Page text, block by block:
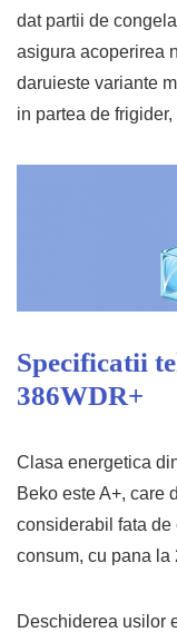
dat partii de
asigura acoperirea
daruieste variante
in partea de
Specificatii
386WDR+
Clasa energetica
Beko este A+, care
considerabil fata
consum, cu pana la
Deschiderea usilor